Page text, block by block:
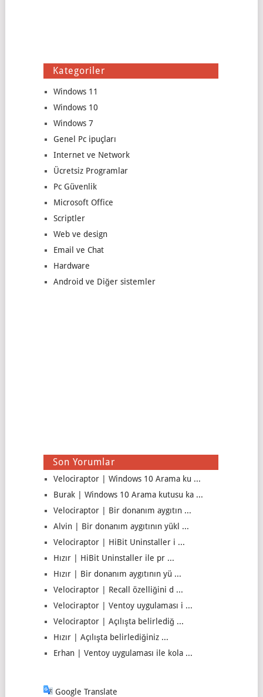
Kategoriler
Windows 11
Windows 10
Windows 7
Genel Pc ipuçları
Internet ve Network
Ücretsiz Programlar
Pc Güvenlik
Microsoft Office
Scriptler
Web ve design
Email ve Chat
Hardware
Android ve Diğer sistemler
Son Yorumlar
Velociraptor | Windows 10 Arama ku ...
Burak | Windows 10 Arama kutusu ka ...
Velociraptor | Bir donanım aygıtın ...
Alvin | Bir donanım aygıtının yükl ...
Velociraptor | HiBit Uninstaller i ...
Hızır | HiBit Uninstaller ile pr ...
Hızır | Bir donanım aygıtının yü ...
Velociraptor | Recall özelliğini d ...
Velociraptor | Ventoy uygulaması i ...
Velociraptor | Açılışta belirlediğ ...
Hızır | Açılışta belirlediğiniz ...
Erhan | Ventoy uygulaması ile kola ...
Google Translate